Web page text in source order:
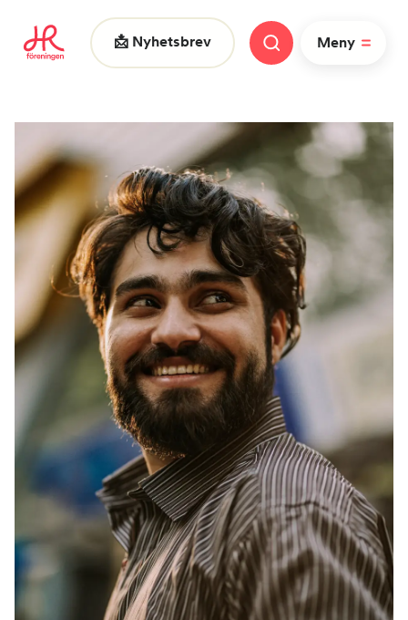
📩 Nyhetsbrev Meny
Vad letar du efter?
FAQ Nyheter Nätverk
HR dagarna